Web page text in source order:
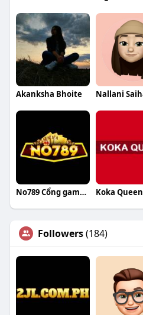
Akanksha Bhoite
No789 Cổng game đổi thưởng Koka Queen
Followers(184)